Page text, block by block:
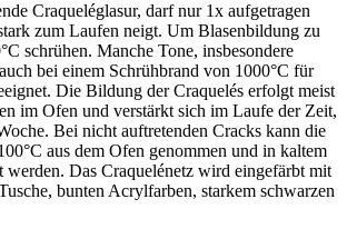
Craqueléglasur, darf nur 1x aufgetragen
zum Laufen neigt. Um Blasenbildung zu
schrühen. Manche Tone, insbesondere
bei einem Schrühbrand von 1000°C für
Die Bildung der Craquelés erfolgt meist
im Ofen und verstärkt sich im Laufe der Zeit,
Bei nicht auftretenden Cracks kann die
aus dem Ofen genommen und in kaltem
werden. Das Craquelénetz wird eingefärbt mit
bunten Acrylfarben, starkem schwarzen